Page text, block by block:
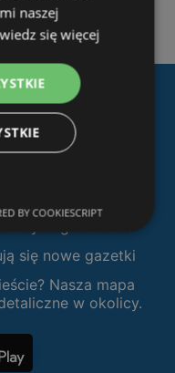
i przeglądaj
się nowe gazetki
Nasza mapa
w okolicy.
naszej
się więcej
BY COOKIESCRIPT